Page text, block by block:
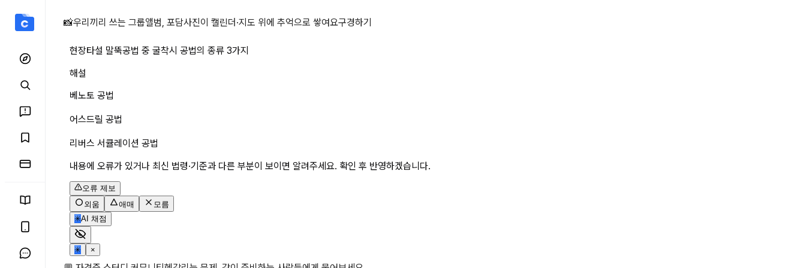
현장타설 말뚝공법 중 굴착시 공법의 종류 3가지 상세 페이지
📸우리끼리 쓰는 그룹앨범, 포담사진이 캘린더·지도 위에 추억으로 쌓여요구경하기
현장타설 말뚝공법 중 굴착시 공법의 종류 3가지
해설
베노토 공법
어스드릴 공법
리버스 서큘레이션 공법
내용에 오류가 있거나 최신 법령·기준과 다른 부분이 보이면 알려주세요. 확인 후 반영하겠습니다.
오류 제보
외움
애매
모름
✳AI 채점
✳ ×